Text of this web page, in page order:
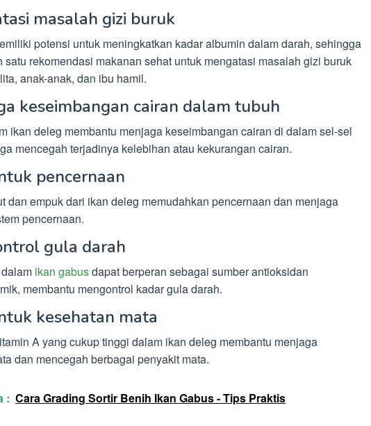
masalah gizi buruk
potensi untuk meningkatkan kadar albumin dalam darah, sehingga
satu rekomendasi makanan sehat untuk mengatasi masalah gizi buruk
anak-anak, dan ibu hamil.
keseimbangan cairan dalam tubuh
ikan deleg membantu menjaga keseimbangan cairan di dalam sel-sel
mencegah terjadinya kelebihan atau kekurangan cairan.
pencernaan
dan empuk dari ikan deleg memudahkan pencernaan dan menjaga
pencernaan.
gula darah
ikan gabusdapat berperan sebagai sumber antioksidan
membantu mengontrol kadar gula darah.
kesehatan mata
A yang cukup tinggi dalam ikan deleg membantu menjaga
dan mencegah berbagai penyakit mata.
: Cara Grading Sortir Benih Ikan Gabus - Tips Praktis